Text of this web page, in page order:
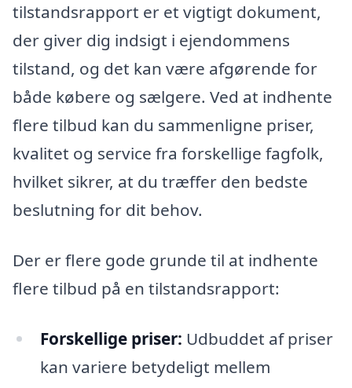
tilstandsrapport er et vigtigt dokument,
der giver dig indsigt i ejendommens
tilstand, og det kan være afgørende for
både købere og sælgere. Ved at indhente
flere tilbud kan du sammenligne priser,
kvalitet og service fra forskellige fagfolk,
hvilket sikrer, at du træffer den bedste
beslutning for dit behov.
Der er flere gode grunde til at indhente
flere tilbud på en tilstandsrapport:
Forskellige priser: Udbuddet af priser
kan variere betydeligt mellem